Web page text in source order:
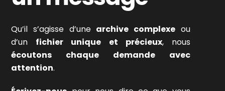
Qu’il s’agisse d’une archive complexeou
d’un fichier unique et précieux, nous
écoutons chaque demande avec
attention.